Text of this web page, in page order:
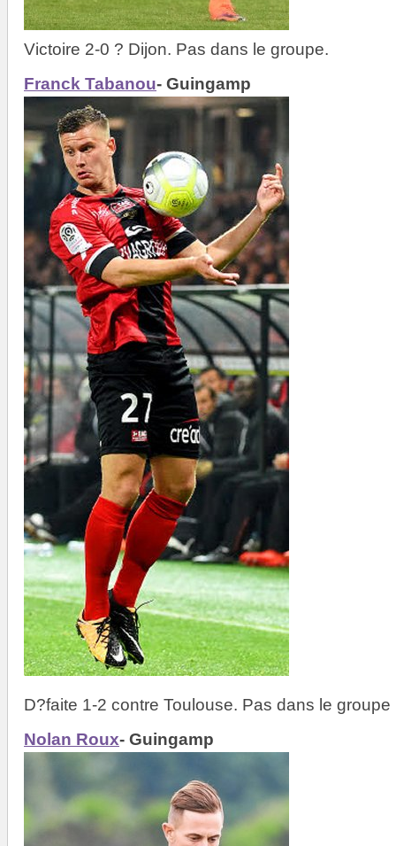
Victoire 2-0 ? Dijon. Pas dans le groupe.
Franck Tabanou- Guingamp
D?faite 1-2 contre Toulouse. Pas dans le groupe
Nolan Roux- Guingamp